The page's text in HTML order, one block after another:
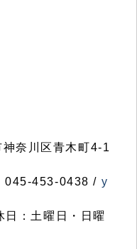
奈川区青木町4-1
045-453-0438 / y
：土曜日・日曜